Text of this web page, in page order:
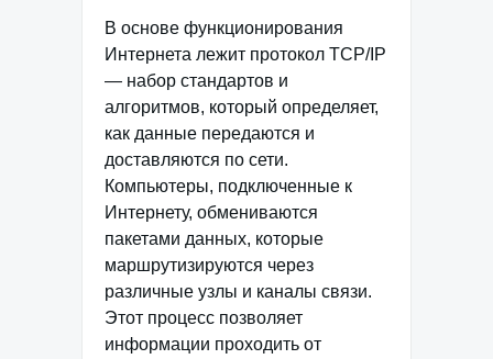
В основе функционирования
Интернета лежит протокол TCP/IP
— набор стандартов и
алгоритмов, который определяет,
как данные передаются и
доставляются по сети.
Компьютеры, подключенные к
Интернету, обмениваются
пакетами данных, которые
маршрутизируются через
различные узлы и каналы связи.
Этот процесс позволяет
информации проходить от